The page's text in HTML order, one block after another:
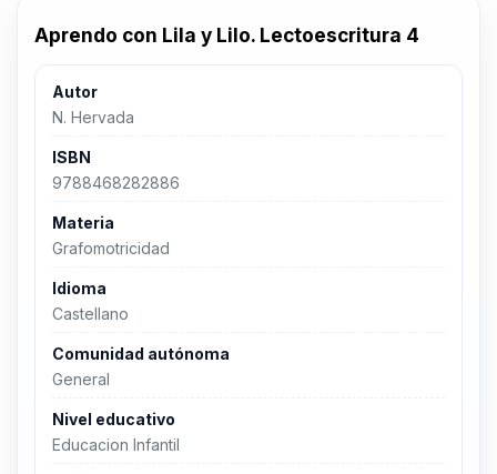
Aprendo con Lila y Lilo. Lectoescritura 4
Autor
N. Hervada
ISBN
9788468282886
Materia
Grafomotricidad
Idioma
Castellano
Comunidad autónoma
General
Nivel educativo
Educacion Infantil